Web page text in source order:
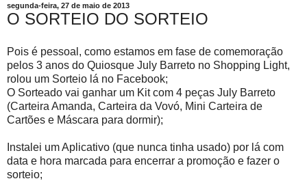
segunda-feira, 27 de maio de 2013
O SORTEIO DO SORTEIO
Pois é pessoal, como estamos em fase de comemoração
pelos 3 anos do Quiosque July Barreto no Shopping Light,
rolou um Sorteio lá no Facebook;
O Sorteado vai ganhar um Kit com 4 peças July Barreto
(Carteira Amanda, Carteira da Vovó, Mini Carteira de
Cartões e Máscara para dormir);
Instalei um Aplicativo (que nunca tinha usado) por lá com
data e hora marcada para encerrar a promoção e fazer o
sorteio;